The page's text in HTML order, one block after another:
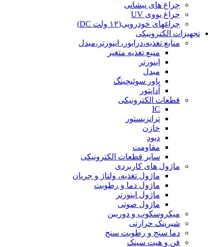
چراغ های پیشانی
چراغ یووی UV
چراغهای خودرویی(۱۲ ولت DC)
تجهیزات الکترونیکی
منابع تغذیه،درایور، اینورتر،مبدل
منبع تغذیه متغیر
اینورتر
مبدل
پاور سوئیچینگ
آداپتور
قطعات الکترونیکی
IC
ترانزیستور
خازن
دیود
مقاومت
سایر قطعات الکترونیکی
ماژول های کاربردی
ماژول تغذیه، ولتاژ و جریان
ماژول دما و رطوبت
ماژول اینورتر
ماژول صوتی
میکروسکوپ و دوربین
شیرینک حرارتی
دما سنج و رطوبت سنج
فن و هیت سینک